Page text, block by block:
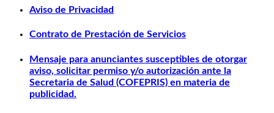
Aviso de Privacidad
Contrato de Prestación de Servicios
Mensaje para anunciantes susceptibles de otorgar
aviso, solicitar permiso y/o autorización ante la
Secretaria de Salud (COFEPRIS) en materia de
publicidad.